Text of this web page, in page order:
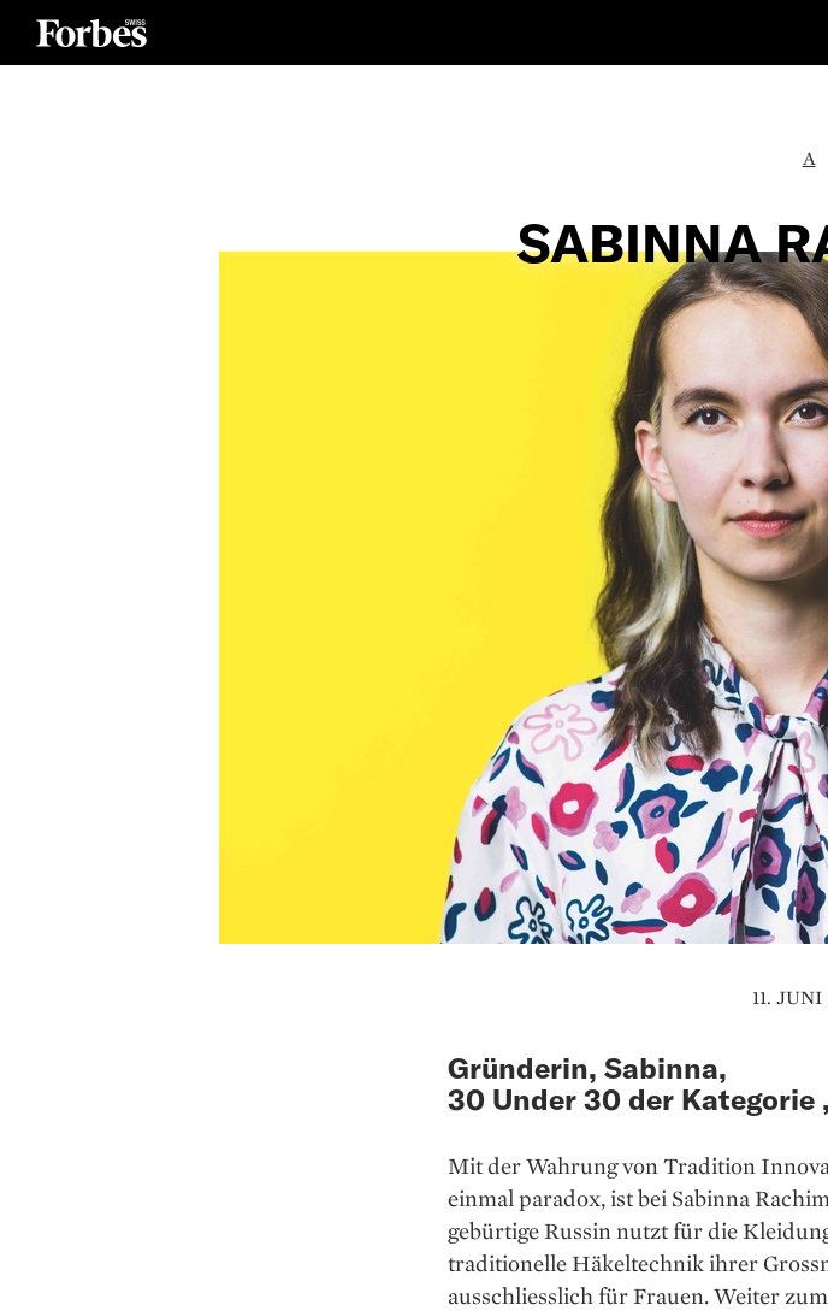
A
SABINNA
11. JUNI
Gründerin, Sabinna,
30 Under 30 der Kategorie
Mit der Wahrung von ­Tradition
einmal paradox, ist bei Sabinna
gebürtige Russin nutzt für die
traditionelle Häkeltechnik ihrer
ausschliesslich für Frauen. Weiter